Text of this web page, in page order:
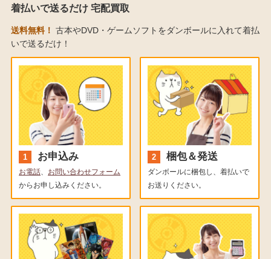
着払いで送るだけ 宅配買取
送料無料！ 古本やDVD・ゲームソフトをダンボールに入れて着払
いで送るだけ！
お申込み
お電話
お問い合わせフォーム
からお申し込みください。
梱包＆発送
ダンボールに梱包し、着払いで
お送りください。